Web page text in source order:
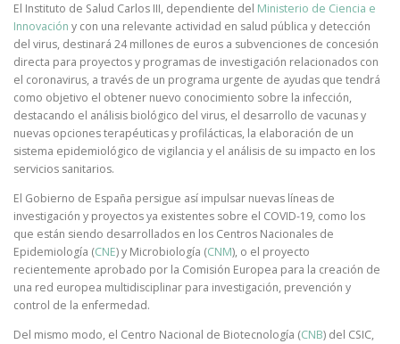
El Instituto de Salud Carlos III, dependiente del Ministerio de Ciencia e
Innovación y con una relevante actividad en salud pública y detección
del virus, destinará 24 millones de euros a subvenciones de concesión
directa para proyectos y programas de investigación relacionados con
el coronavirus, a través de un programa urgente de ayudas que tendrá
como objetivo el obtener nuevo conocimiento sobre la infección,
destacando el análisis biológico del virus, el desarrollo de vacunas y
nuevas opciones terapéuticas y profilácticas, la elaboración de un
sistema epidemiológico de vigilancia y el análisis de su impacto en los
servicios sanitarios.
El Gobierno de España persigue así impulsar nuevas líneas de
investigación y proyectos ya existentes sobre el COVID-19, como los
que están siendo desarrollados en los Centros Nacionales de
Epidemiología (CNE) y Microbiología (CNM), o el proyecto
recientemente aprobado por la Comisión Europea para la creación de
una red europea multidisciplinar para investigación, prevención y
control de la enfermedad.
Del mismo modo, el Centro Nacional de Biotecnología (CNB) del CSIC,